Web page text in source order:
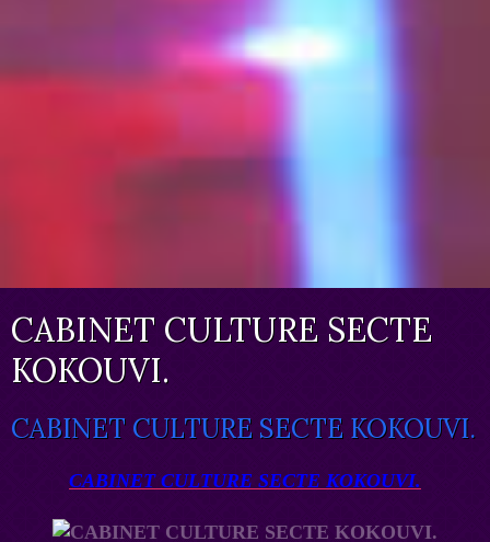
CABINET CULTURE SECTE
KOKOUVI.
CABINET CULTURE SECTE KOKOUVI.
CABINET CULTURE SECTE KOKOUVI.